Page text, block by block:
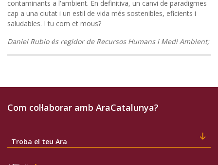
contaminants a l'ambient. En definitiva, un canvi de paradigmes
cap a una ciutat i un estil de vida més sostenibles, eficients i
saludables. I tu com et mous?
Daniel Rubio és regidor de Recursos Humans i Medi Ambient;
Com col·laborar amb AraCatalunya?
Troba el teu Ara